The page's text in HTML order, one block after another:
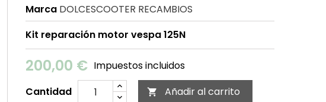
Marca DOLCESCOOTER RECAMBIOS
Kit reparación motor vespa 125N
200,00 € Impuestos incluidos
Cantidad
 Añadir al carrito